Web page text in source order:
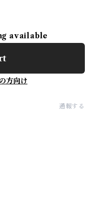
available
方向け
通報する